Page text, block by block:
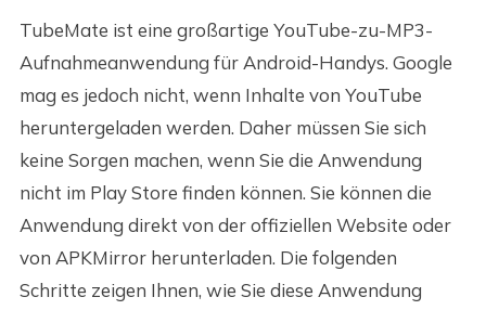
TubeMate ist eine großartige YouTube-zu-MP3-
Aufnahmeanwendung für Android-Handys. Google
mag es jedoch nicht, wenn Inhalte von YouTube
heruntergeladen werden. Daher müssen Sie sich
keine Sorgen machen, wenn Sie die Anwendung
nicht im Play Store finden können. Sie können die
Anwendung direkt von der offiziellen Website oder
von APKMirror herunterladen. Die folgenden
Schritte zeigen Ihnen, wie Sie diese Anwendung